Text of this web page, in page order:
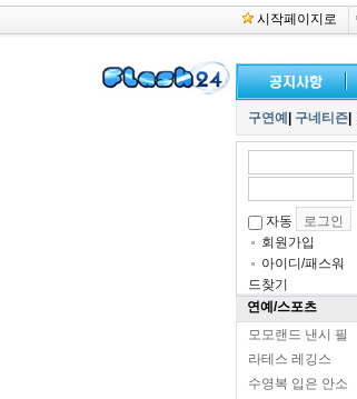
시작페이지로
구연예 구네티즌
자동
회원가입
아이디/패스워
드찾기
연예/스포츠
모모랜드 낸시 필
라테스 레깅스
수영복 입은 안소